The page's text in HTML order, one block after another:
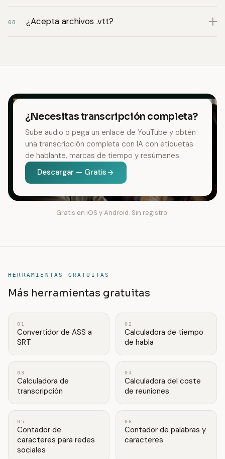
08 ¿Acepta archivos .vtt?
¿Necesitas transcripción completa?
Sube audio o pega un enlace de YouTube y obtén
una transcripción completa con IA con etiquetas
de hablante, marcas de tiempo y resúmenes.
Descargar — Gratis
Gratis en iOS y Android. Sin registro.
HERRAMIENTAS GRATUITAS
Más herramientas gratuitas
01
Convertidor de ASS a
SRT
02
Calculadora de tiempo
de habla
03
Calculadora de
transcripción
04
Calculadora del coste
de reuniones
05
Contador de
caracteres para redes
sociales
06
Contador de palabras y
caracteres